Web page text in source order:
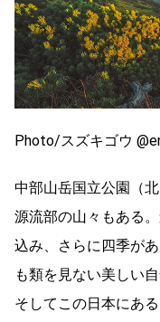
Photo/スズキゴウ
中部山岳国立公園（
源流部の山々もある
込み、さらに四季が
も類を見ない美しい
そしてこの日本にあ